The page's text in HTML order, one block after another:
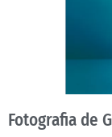
Fotografia de